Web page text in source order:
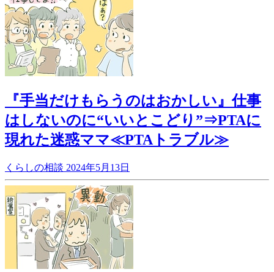
『手当だけもらうのはおかしい』仕事
はしないのに“いいとこどり”⇒PTAに
現れた迷惑ママ≪PTAトラブル≫
くらしの相談 2024年5月13日